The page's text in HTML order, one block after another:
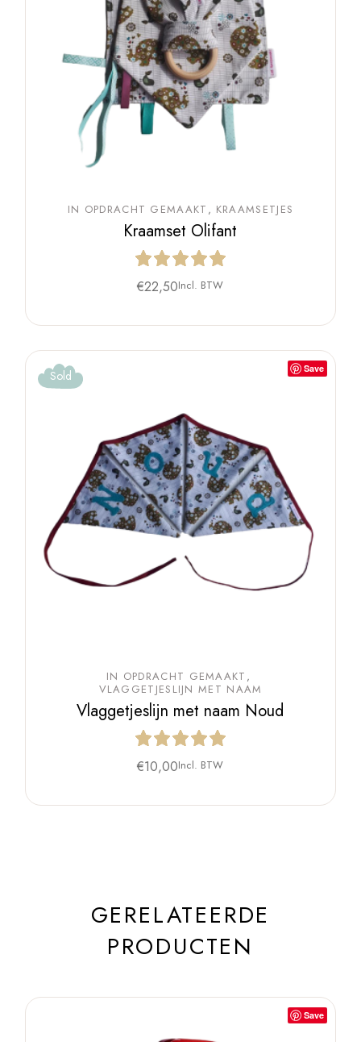
IN OPDRACHT GEMAAKT KRAAMSETJES
Kraamset Olifant
€22,50Incl. BTW
Save
Sold
IN OPDRACHT GEMAAKT
VLAGGETJESLIJN MET NAAM
Vlaggetjeslijn met naam Noud
€10,00Incl. BTW
GERELATEERDE
PRODUCTEN
Save